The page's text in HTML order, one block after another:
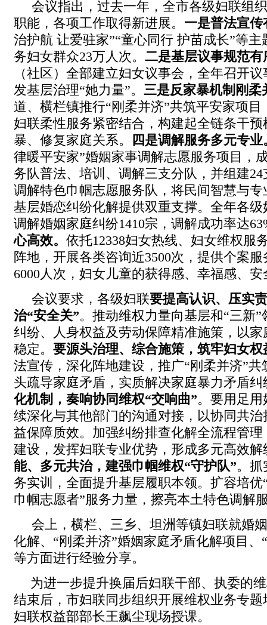
会议指出，过去一年，全市各级妇联组
职能，各项工作取得新进展。 一是普法宣传
治护航 让爱驻家”“童心同行 护苗成长”等主
务妇女群众23万人次。 二是基层议事规范有
（社区）全部建立妇女议事会，全年召开
发基层治理“她力量”。 三是反家暴机制刚柔
道、横栏镇推行“刚柔并济”共筑平安家项
妇联柔性服务紧密结合，构建起全链条干
暴、修复家庭关系。
四是调解服务多元专业
律暖平安家”婚姻家事调解志愿服务项目，
务队普法、培训、调解三支分队，并组建24
调解特色巾帼志愿服务队，将民间智慧与
基层婚恋纠纷化解提供双重支撑。全年各
调解婚姻家庭纠纷1410宗，调解成功率达
心高效。 依托12338妇女热线、妇女维权服
阵地，开展各类咨询近3500次，提供个案
6000人次，妇女儿童的获得感、幸福感、
会议要求，各级妇联要提高认识、压实
治“安全关”。推动维权力量向基层和“三新
纠纷、人身权益及劳动保障精准施策，以
稳定。 要源头治理、综合施策，筑牢妇女权
法宣传，深化阵地建设，推广“刚柔并济”
头疏导家庭矛盾，实质解决家庭暴力矛盾纠
化机制
， 奏响协同维权“交响曲”。要用足
续深化与其他部门的沟通对接，以协同共
益保障质效。加强纠纷排查化解全流程管
建设，发挥妇联专业优势，形成多元高效解
能、多元共治，建强巾帼维权“守护队”。抓
务实训，全面提升基层履职本领。扩容培优
巾帼志愿者”服务力量，擦亮本土特色调解
会上，横栏、三乡、坦洲等镇妇联就婚
化解、“刚柔并济”婚姻家庭矛盾化解项目、
等方面进行经验分享。
为进一步提升换届后妇联干部、执委的
结束后，市妇联同步组织开展维权业务专
妇联权益部部长王飙尘现场授课。